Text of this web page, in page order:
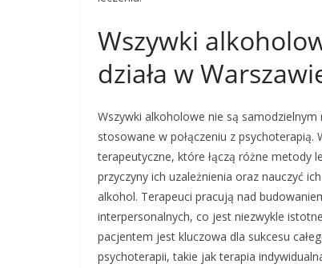
Wszywki
działa w
Wszywki alkoholowe nie są
stosowane w połączeniu z
terapeutyczne, które łączą różne metody
przyczyny ich uzależnienia oraz nauczyć
alkohol. Terapeuci pracują nad
interpersonalnych, co jest niezwykle
pacjentem jest kluczowa dla sukcesu
psychoterapii, takie jak terapia